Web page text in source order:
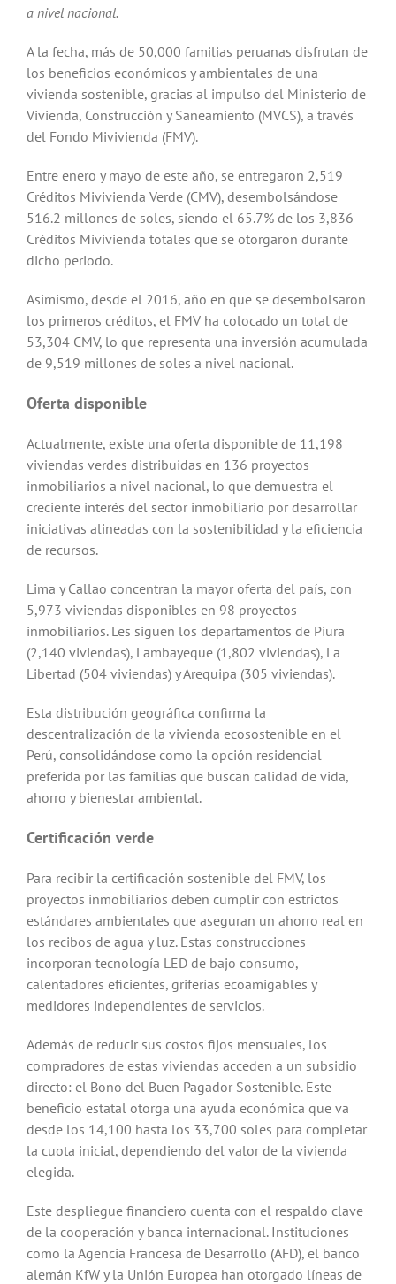
a nivel nacional.
A la fecha, más de 50,000 familias peruanas disfrutan de
los beneficios económicos y ambientales de una
vivienda sostenible, gracias al impulso del Ministerio de
Vivienda, Construcción y Saneamiento (MVCS), a través
del Fondo Mivivienda (FMV).
Entre enero y mayo de este año, se entregaron 2,519
Créditos Mivivienda Verde (CMV), desembolsándose
516.2 millones de soles, siendo el 65.7% de los 3,836
Créditos Mivivienda totales que se otorgaron durante
dicho periodo.
Asimismo, desde el 2016, año en que se desembolsaron
los primeros créditos, el FMV ha colocado un total de
53,304 CMV, lo que representa una inversión acumulada
de 9,519 millones de soles a nivel nacional.
Oferta disponible
Actualmente, existe una oferta disponible de 11,198
viviendas verdes distribuidas en 136 proyectos
inmobiliarios a nivel nacional, lo que demuestra el
creciente interés del sector inmobiliario por desarrollar
iniciativas alineadas con la sostenibilidad y la eficiencia
de recursos.
Lima y Callao concentran la mayor oferta del país, con
5,973 viviendas disponibles en 98 proyectos
inmobiliarios. Les siguen los departamentos de Piura
(2,140 viviendas), Lambayeque (1,802 viviendas), La
Libertad (504 viviendas) y Arequipa (305 viviendas).
Esta distribución geográfica confirma la
descentralización de la vivienda ecosostenible en el
Perú, consolidándose como la opción residencial
preferida por las familias que buscan calidad de vida,
ahorro y bienestar ambiental.
Certificación verde
Para recibir la certificación sostenible del FMV, los
proyectos inmobiliarios deben cumplir con estrictos
estándares ambientales que aseguran un ahorro real en
los recibos de agua y luz. Estas construcciones
incorporan tecnología LED de bajo consumo,
calentadores eficientes, griferías ecoamigables y
medidores independientes de servicios.
Además de reducir sus costos fijos mensuales, los
compradores de estas viviendas acceden a un subsidio
directo: el Bono del Buen Pagador Sostenible. Este
beneficio estatal otorga una ayuda económica que va
desde los 14,100 hasta los 33,700 soles para completar
la cuota inicial, dependiendo del valor de la vivienda
elegida.
Este despliegue financiero cuenta con el respaldo clave
de la cooperación y banca internacional. Instituciones
como la Agencia Francesa de Desarrollo (AFD), el banco
alemán KfW y la Unión Europea han otorgado líneas de